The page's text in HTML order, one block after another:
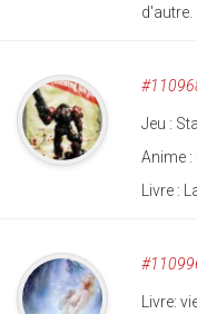
d'autre.
Jeu :
Anime :
Livre :
Livre: